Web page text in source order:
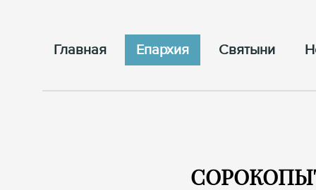
Главная Епархия Cвятыни
СОРОКОПЫТ